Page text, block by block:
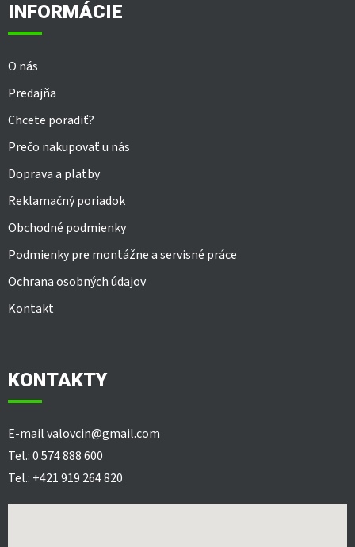
INFORMÁCIE
O nás
Predajňa
Chcete poradiť?
Prečo nakupovať u nás
Doprava a platby
Reklamačný poriadok
Obchodné podmienky
Podmienky pre montážne a servisné práce
Ochrana osobných údajov
Kontakt
KONTAKTY
E-mailvalovcin@gmail.com
Tel.: 0 574 888 600
Tel.: +421 919 264 820